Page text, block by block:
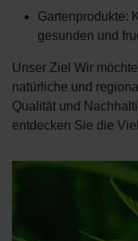
Gartenprodukte:
gesunden und
Unser Ziel Wir
natürliche und
Qualität und
entdecken Sie die